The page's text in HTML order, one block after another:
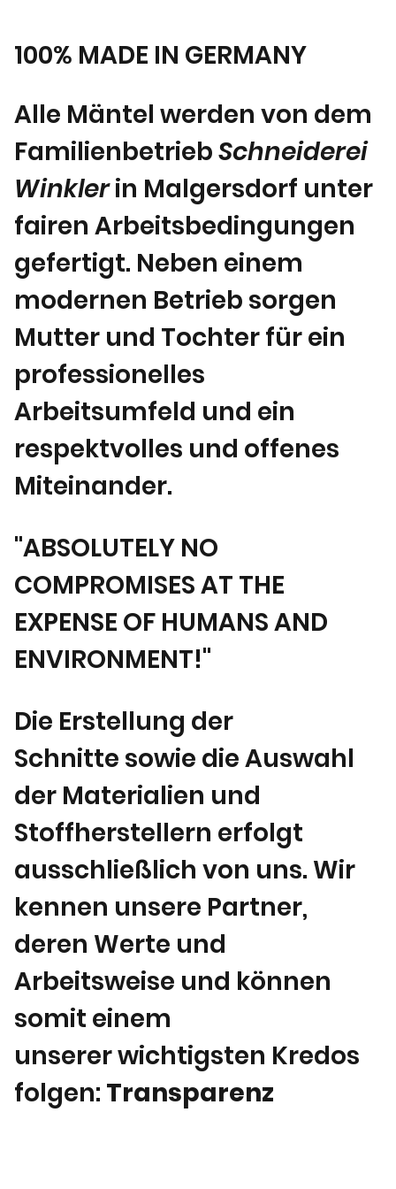
100% MADE IN GERMANY
"ABSOLUTELY NO
COMPROMISES AT THE
EXPENSE OF HUMANS AND
ENVIRONMENT!"
Alle Mäntel werden von dem
FamilienbetriebSchneiderei
Winklerin Malgersdorf unter
fairen Arbeitsbedingungen
gefertigt. Neben einem
modernen Betrieb sorgen
Mutter und Tochter für ein
professionelles
Arbeitsumfeld und ein
respektvolles und offenes
Miteinander.
Die Erstellung der
Schnitte sowie die Auswahl
der Materialien und
Stoffherstellern erfolgt
ausschließlich von uns. Wir
kennen unsere Partner,
deren Werte und
Arbeitsweise und können
somit einem
unserer wichtigsten Kredos
folgen: Transparenz